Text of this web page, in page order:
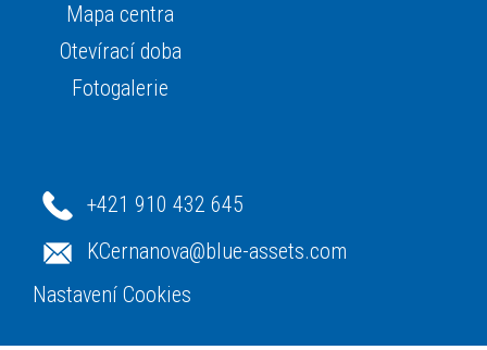
Mapa centra
Otevírací doba
Fotogalerie
+421 910 432 645
KCernanova@blue-assets.com
Nastavení Cookies